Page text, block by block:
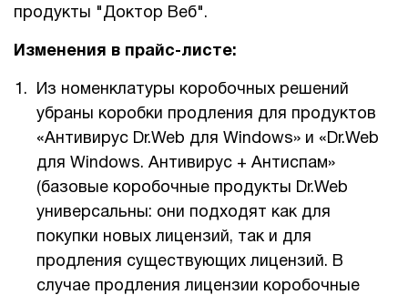
Сервисы для партнеров
1Cофт
продукты "Доктор Веб".
Изменения в прайс-листе:
Из номенклатуры коробочных решений
убраны коробки продления для продуктов
«Антивирус Dr.Web для Windows» и «Dr.Web
для Windows. Антивирус + Антиспам»
(базовые коробочные продукты Dr.Web
универсальны: они подходят как для
покупки новых лицензий, так и для
продления существующих лицензий. В
случае продления лицензии коробочные